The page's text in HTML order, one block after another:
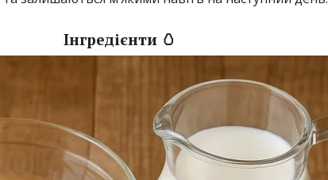
Інгредієнти 🥚